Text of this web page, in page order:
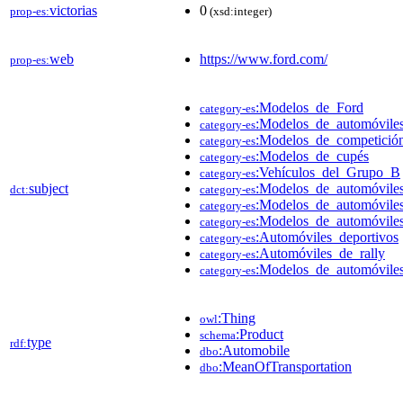
prop-es:victorias 0 (xsd:integer)
prop-es:web https://www.ford.com/
dct:subject
category-es:Modelos_de_Ford
category-es
category-es
category-es:Modelos_de_cupés
category-es:Vehículos_del_Grupo_B
category-es
category-es
category-es
category-es:Automóviles_deportivos
category-es:Automóviles_de_rally
category-es
rdf:type
owl:Thing
schema:Product
dbo:Automobile
dbo:MeanOfTransportation